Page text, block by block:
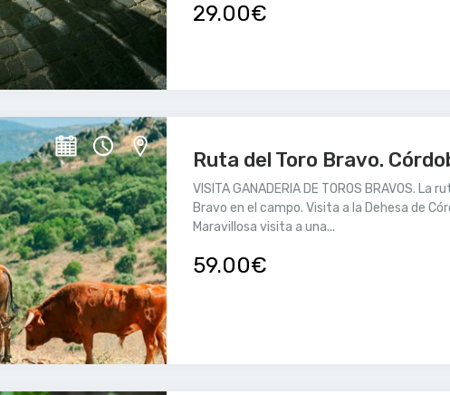
29.00€
Ruta del Toro Bravo.
VISITA GANADERIA DE TOROS BRAVOS. La
Bravo en el campo. Visita a la Dehesa de
Maravillosa visita a una...
59.00€